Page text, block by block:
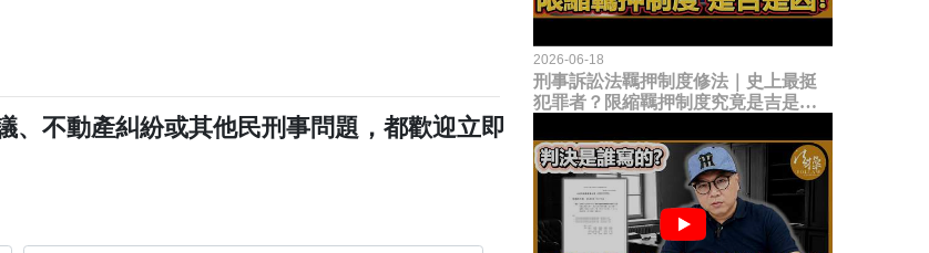
、不動產糾紛或其他民刑事問題，都歡迎立即
2026-06-18
刑事訴訟法羈押制度修法｜史上最挺
犯罪者？限縮羈押制度究竟是吉是